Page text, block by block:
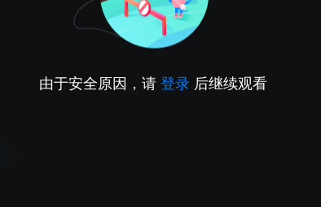
由于安全原因，请 登录 后继续观看